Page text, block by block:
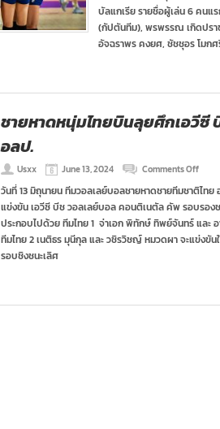
บัลแกเรีย รายชื่อผู้เล่น 6 คนแ
(กัปตันทีม), พรพรรณ เกิดปร
อัจฉราพร คงยศ, ชัชชุอร โมก
ชายหาดหนุ่มไทยบินลุยศึกเอวีซี
อลป.
Usxx June 13, 2024 Comments Offon
หนุ่ม
ไทย
บิน
ลุย
ศึก
วันที่ 13 มิถุนายน ทีมวอลเลย์บอลชายหาดชายทีมชาติไทย
แข่งขัน เอวีซี บีช วอลเลย์บอล คอนติเนตัล คัพ รอบรอง
ประกอบไปด้วย ทีมไทย 1 จ่าเอก พิทักษ์ ทิพย์จันทร์ และ อ
ทีมไทย 2 เนติธร มุนีกุล และ วชิรวิชญ์ หมวดผา จะแข่งขั
รอบชิงชนะเลิศ